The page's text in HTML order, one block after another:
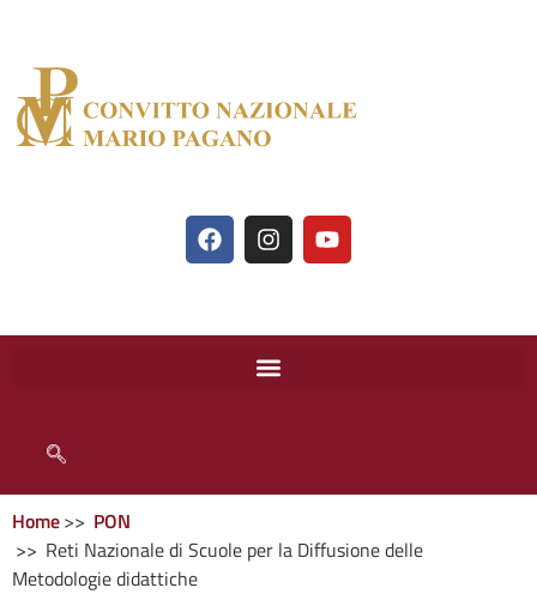
Home
PON
Reti Nazionale di Scuole per la Diffusione delle
Metodologie didattiche